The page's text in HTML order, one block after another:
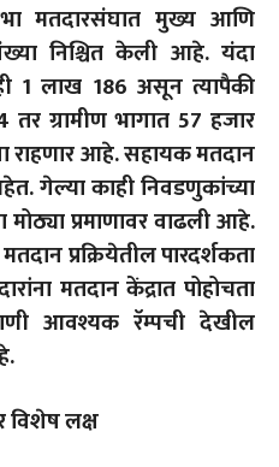
मतदारसंघात मुख्य आणि
निश्चित केली आहे. यंदा
1 लाख 186 असून त्यापैकी
ग्रामीण भागात 57 हजार
राहणार आहे. सहायक मतदान
गेल्या काही निवडणुकांच्या
प्रमाणावर वाढली आहे.
प्रक्रियेतील पारदर्शकता
मतदान केंद्रात पोहोचता
आवश्यक रॅम्पची देखील
विशेष लक्ष